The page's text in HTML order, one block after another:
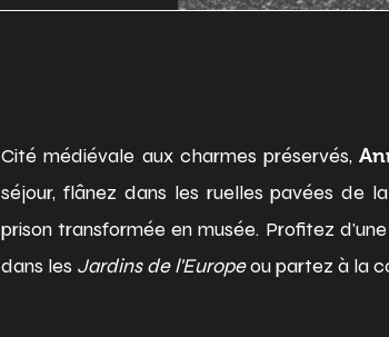
Cité médiévale aux charmes préservés,
séjour, flânez dans les ruelles pavées de la
prison transformée en musée. Profitez
dans les Jardins de l'Europeou partez à la